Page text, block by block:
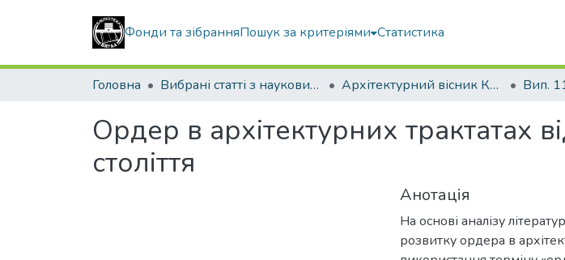
Фонди та зібранняПошук за критеріями Статистика
Головна Вибрані статті з наукових збірників КНУБА Архітектурний вісник КНУБА Вип.
Ордер в архітектурних трактатах
століття
Анотація
На основі аналізу
розвитку ордера в